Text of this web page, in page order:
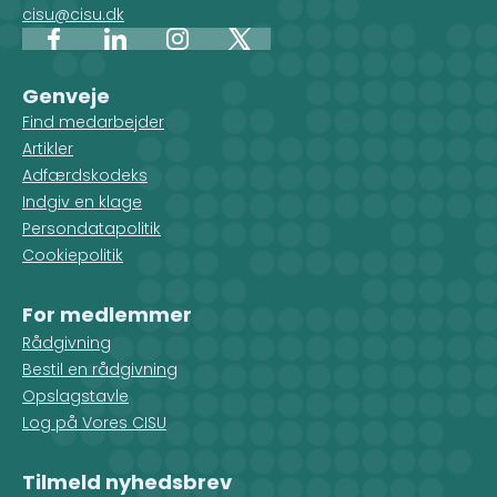
cisu@cisu.dk
FacebookLinkedInInstagram
X
Genveje
Find medarbejder
Artikler
Adfærdskodeks
Indgiv en klage
Persondatapolitik
Cookiepolitik
For medlemmer
Rådgivning
Bestil en rådgivning
Opslagstavle
Log på Vores CISU
Tilmeld nyhedsbrev